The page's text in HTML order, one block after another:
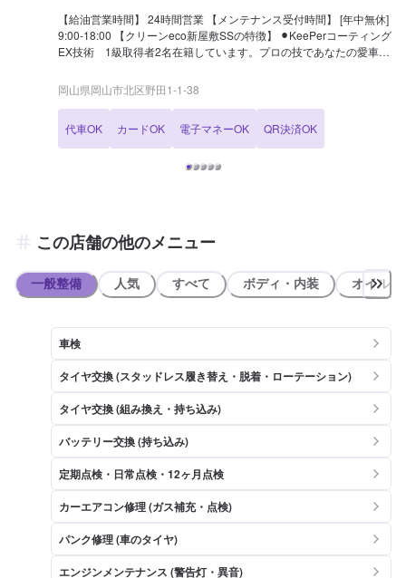
【給油営業時間】 24時間営業 【メンテナンス受付時間】 [年中無休]
9:00-18:00 【クリーンeco新屋敷SSの特徴】 ⚫︎KeePerコーティング
EX技術 1級取得者2名在籍しています。プロの技であなたの愛車を
お任せください。 ⚫︎当店には洗車機のご用意もございます。 ⚫︎代車無
料貸出ありますので、安心してお任せ下さい。ご希望の場合はネット
います。是非ご相談下さい。 ⚫︎当店では車輌の販売、買取、査定や自
動車保険代理店としての対応も行なっております！ 【国家資格保持者
が在籍】 ⚫︎当店には2級整備士1名が在籍しています。車のメンテナン
クラッチが滑るなど、メカニカルトラブルなどもお気軽にご相談くだ
さいませ！
岡山県岡山市北区野田1-1-38
代車OK カードOK 電子マネーOK QR決済OK
この店舗の他のメニュー
一般整備 人気 すべて ボディ・内装 オイル類
車検
タイヤ交換 (スタッドレス履き替え・脱着・ローテーション)
タイヤ交換 (組み換え・持ち込み)
バッテリー交換 (持ち込み)
定期点検・日常点検・12ヶ月点検
カーエアコン修理 (ガス補充・点検)
パンク修理 (車のタイヤ)
エンジンメンテナンス (警告灯・異音)